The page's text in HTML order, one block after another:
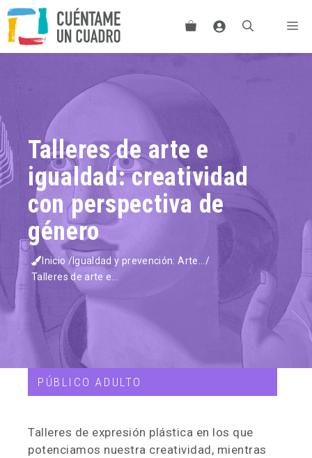
Saltar
al
contenido
Talleres de arte e
igualdad: creatividad
con perspectiva de
género
Inicio /Igualdad y prevención: Arte... /
Talleres de arte e...
PÚBLICO ADULTO
Talleres de expresión plástica en los que
potenciamos nuestra creatividad, mientras